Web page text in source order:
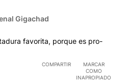
Gigachad
favorita, porque es pro-
COMPARTIR
MARCAR
COMO
INAPROPIADO